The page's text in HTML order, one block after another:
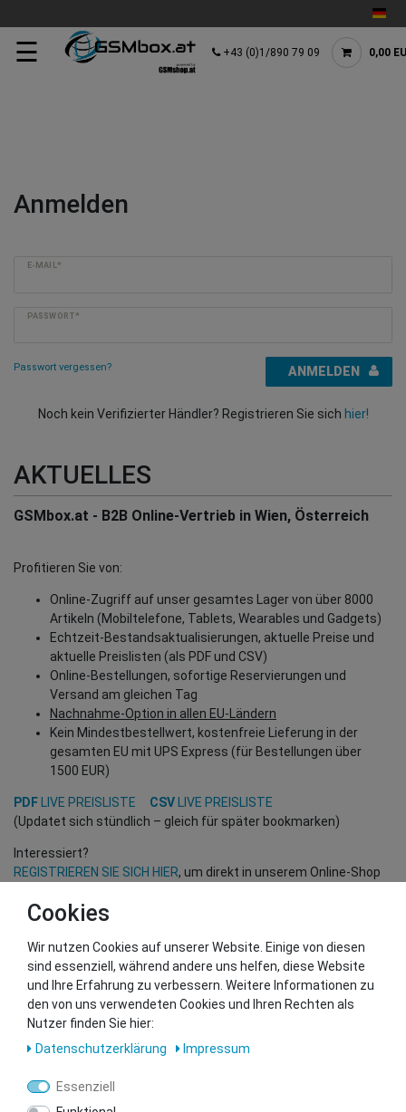
☰ +43 (0)1/890 79 09 0,00
Anmelden
E-MAIL*
PASSWORT*
Passwort vergessen? ANMELDEN
Noch kein Verifizierter Händler? Registrieren Sie sich hier!
AKTUELLES
GSMbox.at - B2B Online-Vertrieb in Wien, Österreich
Profitieren Sie von:
Online-Zugriff auf unser gesamtes Lager von über 8000
Artikeln (Mobiltelefone, Tablets, Wearables und Gadgets)
Echtzeit-Bestandsaktualisierungen, aktuelle Preise und
aktuelle Preislisten (als PDF und CSV)
Online-Bestellungen, sofortige Reservierungen und
Versand am gleichen Tag
Nachnahme-Option in allen EU-Ländern
Kein Mindestbestellwert, kostenfreie Lieferung in der
gesamten EU mit UPS Express (für Bestellungen über
1500 EUR)
PDF LIVE PREISLISTE CSV
LIVE PREISLISTE
(Updatet sich stündlich – gleich für später bookmarken)
Interessiert?
REGISTRIEREN SIE SICH HIER, um direkt in unserem Online-Shop
(Nur für Wiederverkäufer und B2B Kunden – gültige EU UID
Sie wollen uns beliefern?
Kontaktieren Sie unser GSMshop Purchase Team
Whatsapp: +436766684438
info@gsmshop.at
13.02.2024 14:55
Cookies
Wir nutzen Cookies auf unserer Website. Einige von diesen
sind essenziell, während andere uns helfen, diese Website
und Ihre Erfahrung zu verbessern. Weitere Informationen zu
den von uns verwendeten Cookies und Ihren Rechten als
Nutzer finden Sie hier:
Daten­schutz­erklärung
Impressum
Essenziell